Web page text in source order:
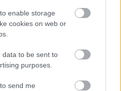
enable storage
cookies on web or
data to be sent to
purposes.
send me